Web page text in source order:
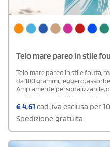
Telo mare pareo in stile
Telo mare pareo in stile fouta,
da 180 grammi, leggero,
Ampiamente personalizzabile,
cm, ideale per loghi o grafiche.
sono serigrafia e ricamo, che
duraturi. Perfetto come gadget
complemento d’arredo dallo
€4,61 cad. iva esclusa per
Spedizione gratuita